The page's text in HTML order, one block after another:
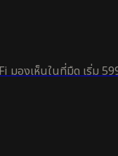
มองเห็นในที่มืด เริ่ม